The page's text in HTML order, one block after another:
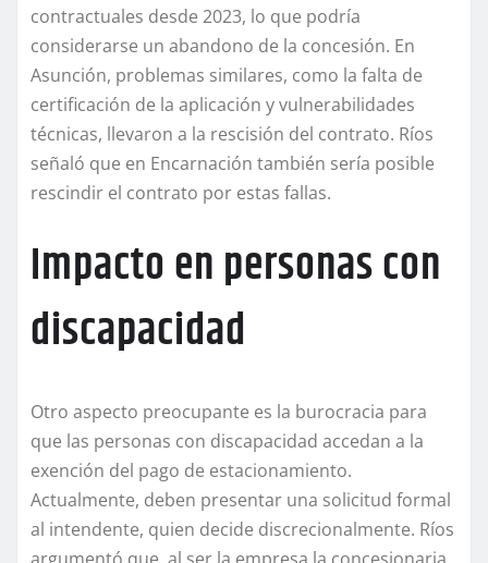
contractuales desde 2023, lo que podría
considerarse un abandono de la concesión. En
Asunción, problemas similares, como la falta de
certificación de la aplicación y vulnerabilidades
técnicas, llevaron a la rescisión del contrato. Ríos
señaló que en Encarnación también sería posible
rescindir el contrato por estas fallas.
Impacto en personas con
discapacidad
Otro aspecto preocupante es la burocracia para
que las personas con discapacidad accedan a la
exención del pago de estacionamiento.
Actualmente, deben presentar una solicitud formal
al intendente, quien decide discrecionalmente. Ríos